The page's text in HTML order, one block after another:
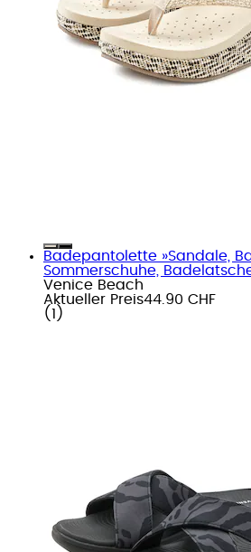
Badepantolette »Sandale,
Sommerschuhe,
Venice Beach
Aktueller Preis44.90 CHF
( 1 )